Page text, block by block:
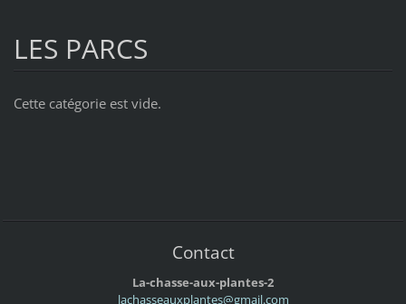
LES PARCS
Cette catégorie est vide.
Contact
La-chasse-aux-plantes-2
lachasseauxplantes@gmail.com